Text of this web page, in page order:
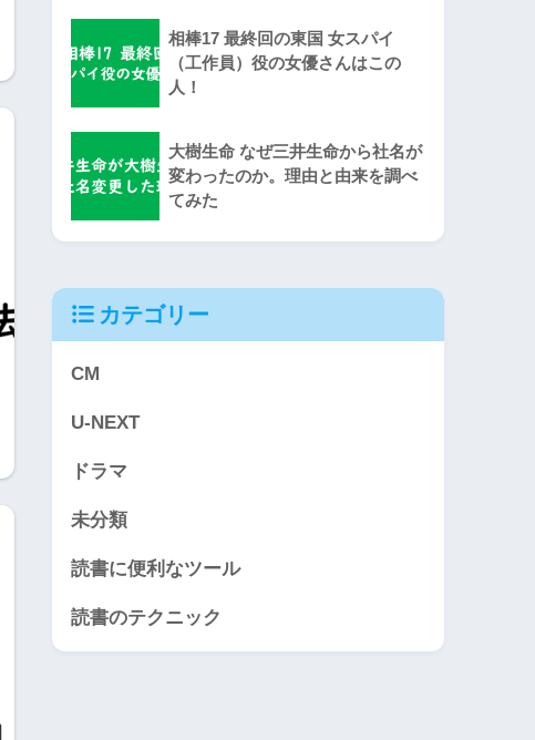
相棒17 最終回の東国 女スパイ
（工作員）役の女優さんはこの
人！
大樹生命 なぜ三井生命から社名が
変わったのか。理由と由来を調べ
てみた
カテゴリー
CM
U-NEXT
ドラマ
未分類
読書に便利なツール
読書のテクニック